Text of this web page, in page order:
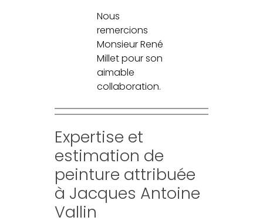
Nous
remercions
Monsieur René
Millet pour son
aimable
collaboration.
Expertise et
estimation de
peinture attribuée
à Jacques Antoine
Vallin